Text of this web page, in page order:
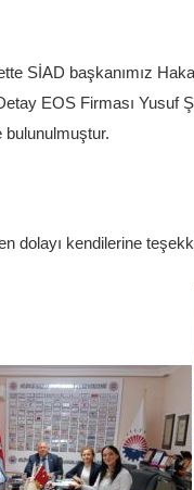
SİAD başkanımız
EOS Firması Yusuf
bulunulmuştur.
dolayı kendilerine